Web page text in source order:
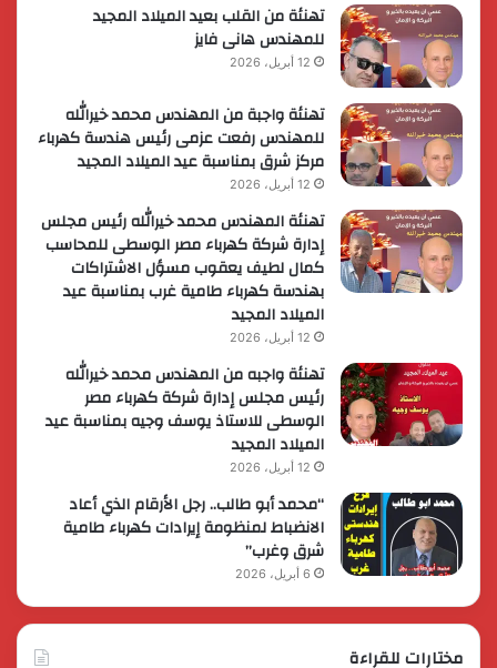
تهنئة من القلب بعيد الميلاد المجيد
للمهندس هانى فايز
12 أبريل، 2026
تهنئة واجبة من المهندس محمد خيرالله
للمهندس رفعت عزمى رئيس هندسة كهرباء
مركز شرق بمناسبة عيد الميلاد المجيد
12 أبريل، 2026
تهنئة المهندس محمد خيرالله رئيس مجلس
إدارة شركة كهرباء مصر الوسطى للمحاسب
كمال لطيف يعقوب مسؤل الاشتراكات
بهندسة كهرباء طامية غرب بمناسبة عيد
الميلاد المجيد
12 أبريل، 2026
تهنئة واجبه من المهندس محمد خيرالله
رئيس مجلس إدارة شركة كهرباء مصر
الوسطى للاستاذ يوسف وجيه بمناسبة عيد
الميلاد المجيد
12 أبريل، 2026
“محمد أبو طالب.. رجل الأرقام الذي أعاد
الانضباط لمنظومة إيرادات كهرباء طامية
شرق وغرب”
6 أبريل، 2026
مختارات للقراءة